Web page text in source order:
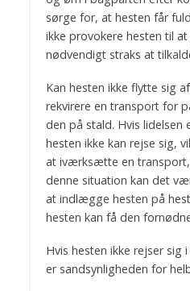
sørge for, at hesten får
ikke provokere hesten til
nødvendigt straks at
Kan hesten ikke flytte sig
rekvirere en transport for
den på stald. Hvis lidelsen
hesten ikke kan rejse sig,
at iværksætte en transport,
denne situation kan det
at indlægge hesten på
hesten kan få den
Hvis hesten ikke rejser
er sandsynligheden for